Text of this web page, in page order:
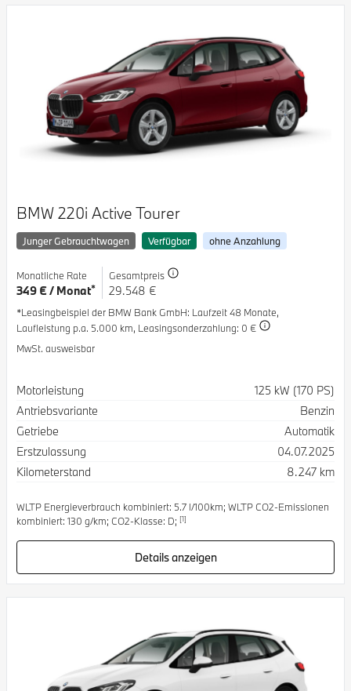
BMW 220i Active Tourer
Junger Gebrauchtwagen Verfügbar ohne Anzahlung
Monatliche Rate
349 € / Monat*
Gesamtpreis
29.548 €
*Leasingbeispiel der BMW Bank GmbH: Laufzeit 48 Monate,
Laufleistung p.a. 5.000 km, Leasingsonderzahlung: 0 €
MwSt. ausweisbar
Spezifikation
Motorleistung
125 kW (170 PS)
Antriebsvariante
Benzin
Getriebe
Automatik
Erstzulassung
04.07.2025
Kilometerstand
8.247 km
WLTP Energieverbrauch kombiniert: 5.7 l/100km; WLTP CO2-Emissionen
kombiniert: 130 g/km; CO2-Klasse: D; [1]
Details anzeigen